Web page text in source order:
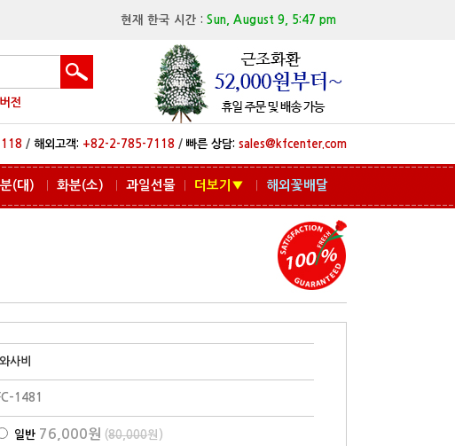
현재 한국 시간 : Sun, August 9, 5:47 pm
전
/ 해외고객: +82-2-785-7118 / 빠른 상담: sales@kfcenter.com
(대) 화분(소) 과일선물ㅣ 더보기▼ 해외꽃배달
사비
1481
일반 76,000원 (80,000원)